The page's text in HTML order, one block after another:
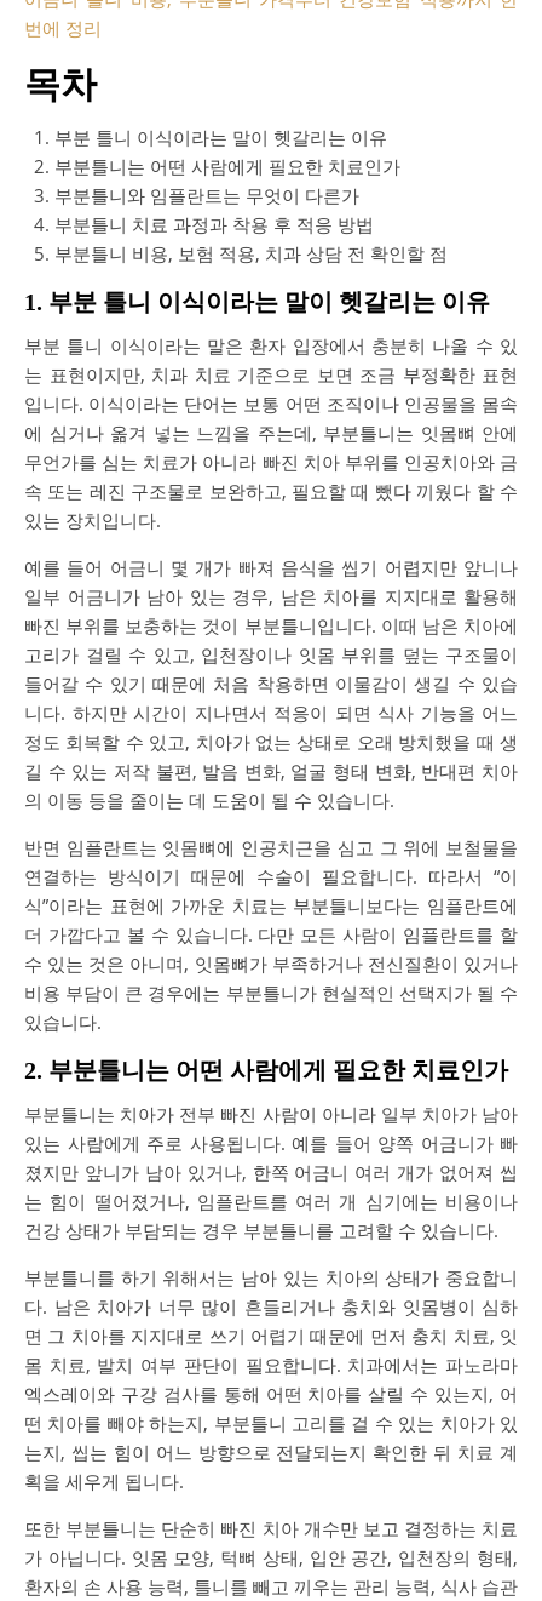
번에 정리
목차
부분 틀니 이식이라는 말이 헷갈리는 이유
부분틀니는 어떤 사람에게 필요한 치료인가
부분틀니와 임플란트는 무엇이 다른가
부분틀니 치료 과정과 착용 후 적응 방법
부분틀니 비용, 보험 적용, 치과 상담 전 확인할 점
1. 부분 틀니 이식이라는 말이 헷갈리는 이유
부분 틀니 이식이라는 말은 환자 입장에서 충분히 나올 수 있
는 표현이지만, 치과 치료 기준으로 보면 조금 부정확한 표현
입니다. 이식이라는 단어는 보통 어떤 조직이나 인공물을 몸속
에 심거나 옮겨 넣는 느낌을 주는데, 부분틀니는 잇몸뼈 안에
무언가를 심는 치료가 아니라 빠진 치아 부위를 인공치아와 금
속 또는 레진 구조물로 보완하고, 필요할 때 뺐다 끼웠다 할 수
있는 장치입니다.
예를 들어 어금니 몇 개가 빠져 음식을 씹기 어렵지만 앞니나
일부 어금니가 남아 있는 경우, 남은 치아를 지지대로 활용해
빠진 부위를 보충하는 것이 부분틀니입니다. 이때 남은 치아에
고리가 걸릴 수 있고, 입천장이나 잇몸 부위를 덮는 구조물이
들어갈 수 있기 때문에 처음 착용하면 이물감이 생길 수 있습
니다. 하지만 시간이 지나면서 적응이 되면 식사 기능을 어느
정도 회복할 수 있고, 치아가 없는 상태로 오래 방치했을 때 생
길 수 있는 저작 불편, 발음 변화, 얼굴 형태 변화, 반대편 치아
의 이동 등을 줄이는 데 도움이 될 수 있습니다.
반면 임플란트는 잇몸뼈에 인공치근을 심고 그 위에 보철물을
연결하는 방식이기 때문에 수술이 필요합니다. 따라서 “이
식”이라는 표현에 가까운 치료는 부분틀니보다는 임플란트에
더 가깝다고 볼 수 있습니다. 다만 모든 사람이 임플란트를 할
수 있는 것은 아니며, 잇몸뼈가 부족하거나 전신질환이 있거나
비용 부담이 큰 경우에는 부분틀니가 현실적인 선택지가 될 수
있습니다.
2. 부분틀니는 어떤 사람에게 필요한 치료인가
부분틀니는 치아가 전부 빠진 사람이 아니라 일부 치아가 남아
있는 사람에게 주로 사용됩니다. 예를 들어 양쪽 어금니가 빠
졌지만 앞니가 남아 있거나, 한쪽 어금니 여러 개가 없어져 씹
는 힘이 떨어졌거나, 임플란트를 여러 개 심기에는 비용이나
건강 상태가 부담되는 경우 부분틀니를 고려할 수 있습니다.
부분틀니를 하기 위해서는 남아 있는 치아의 상태가 중요합니
다. 남은 치아가 너무 많이 흔들리거나 충치와 잇몸병이 심하
면 그 치아를 지지대로 쓰기 어렵기 때문에 먼저 충치 치료, 잇
몸 치료, 발치 여부 판단이 필요합니다. 치과에서는 파노라마
엑스레이와 구강 검사를 통해 어떤 치아를 살릴 수 있는지, 어
떤 치아를 빼야 하는지, 부분틀니 고리를 걸 수 있는 치아가 있
는지, 씹는 힘이 어느 방향으로 전달되는지 확인한 뒤 치료 계
획을 세우게 됩니다.
또한 부분틀니는 단순히 빠진 치아 개수만 보고 결정하는 치료
가 아닙니다. 잇몸 모양, 턱뼈 상태, 입안 공간, 입천장의 형태,
환자의 손 사용 능력, 틀니를 빼고 끼우는 관리 능력, 식사 습관